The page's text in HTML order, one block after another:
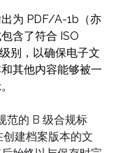
为 PDF/A-1b（亦
含了符合 ISO
别，以确保电子文
其他内容能够被一
范的 B 级合规标
建档案版本的文